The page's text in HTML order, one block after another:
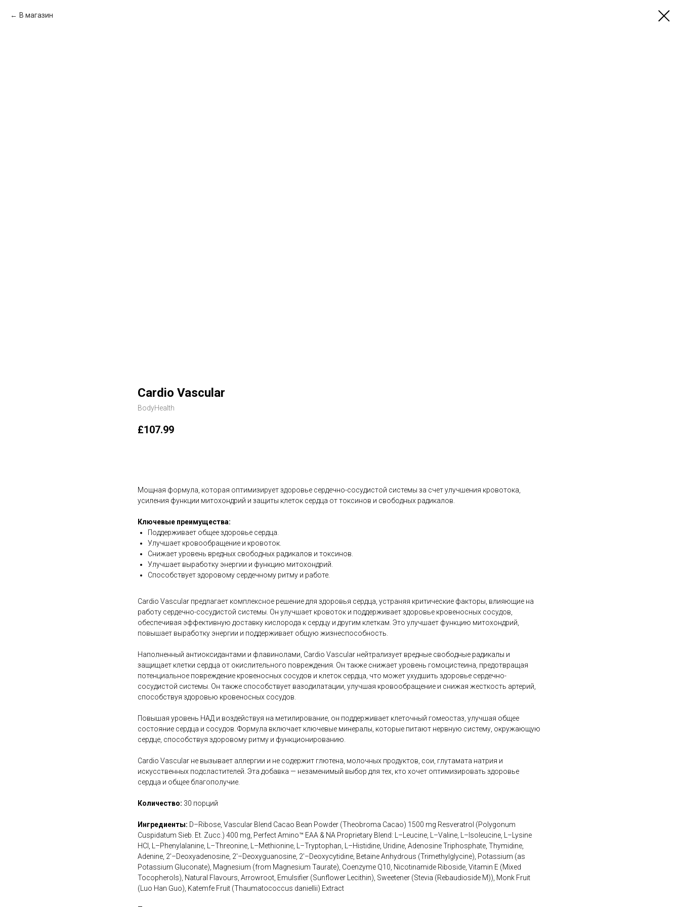
В магазин
Cardio Vascular
BodyHealth
£107.99
Мощная формула, которая оптимизирует здоровье сердечно-сосудистой системы за счет улучшения кровотока,
усиления функции митохондрий и защиты клеток сердца от токсинов и свободных радикалов.
Ключевые преимущества:
Поддерживает общее здоровье сердца.
Улучшает кровообращение и кровоток.
Снижает уровень вредных свободных радикалов и токсинов.
Улучшает выработку энергии и функцию митохондрий.
Способствует здоровому сердечному ритму и работе.
Cardio Vascular предлагает комплексное решение для здоровья сердца, устраняя критические факторы, влияющие на
работу сердечно-сосудистой системы. Он улучшает кровоток и поддерживает здоровье кровеносных сосудов,
обеспечивая эффективную доставку кислорода к сердцу и другим клеткам. Это улучшает функцию митохондрий,
повышает выработку энергии и поддерживает общую жизнеспособность.
Наполненный антиоксидантами и флавинолами, Cardio Vascular нейтрализует вредные свободные радикалы и
защищает клетки сердца от окислительного повреждения. Он также снижает уровень гомоцистеина, предотвращая
потенциальное повреждение кровеносных сосудов и клеток сердца, что может ухудшить здоровье сердечно-
сосудистой системы. Он также способствует вазодилатации, улучшая кровообращение и снижая жесткость артерий,
способствуя здоровью кровеносных сосудов.
Повышая уровень НАД и воздействуя на метилирование, он поддерживает клеточный гомеостаз, улучшая общее
состояние сердца и сосудов. Формула включает ключевые минералы, которые питают нервную систему, окружающую
сердце, способствуя здоровому ритму и функционированию.
Cardio Vascular не вызывает аллергии и не содержит глютена, молочных продуктов, сои, глутамата натрия и
искусственных подсластителей. Эта добавка — незаменимый выбор для тех, кто хочет оптимизировать здоровье
сердца и общее благополучие.
Количество: 30 порций
Ингредиенты: D–Ribose, Vascular Blend Cacao Bean Powder (Theobroma Cacao) 1500 mg Resveratrol (Polygonum
Cuspidatum Sieb. Et. Zucc.) 400 mg, Perfect Amino™ EAA & NA Proprietary Blend: L–Leucine, L–Valine, L–Isoleucine, L–Lysine
HCl, L–Phenylalanine, L–Threonine, L–Methionine, L–Tryptophan, L–Histidine, Uridine, Adenosine Triphosphate, Thymidine,
Adenine, 2′–Deoxyadenosine, 2′–Deoxyguanosine, 2′–Deoxycytidine, Betaine Anhydrous (Trimethylglycine), Potassium (as
Potassium Gluconate), Magnesium (from Magnesium Taurate), Coenzyme Q10, Nicotinamide Riboside, Vitamin E (Mixed
Tocopherols), Natural Flavours, Arrowroot, Emulsifier (Sunflower Lecithin), Sweetener (Stevia (Rebaudioside M)), Monk Fruit
(Luo Han Guo), Katemfe Fruit (Thaumatococcus daniellii) Extract